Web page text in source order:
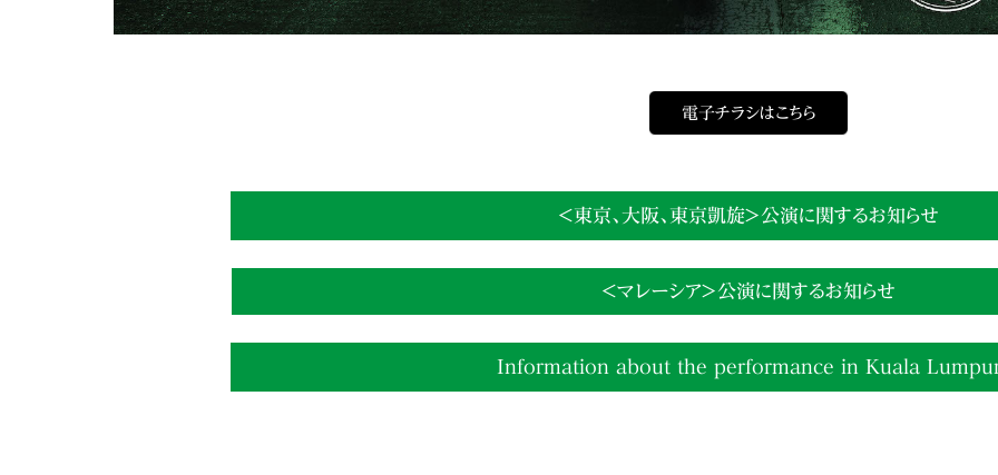
電子チラシはこちら
＜東京、大阪、東京凱旋＞公演に関するお知らせ
＜マレーシア＞公演に関するお知らせ
Information about the performance in Kuala